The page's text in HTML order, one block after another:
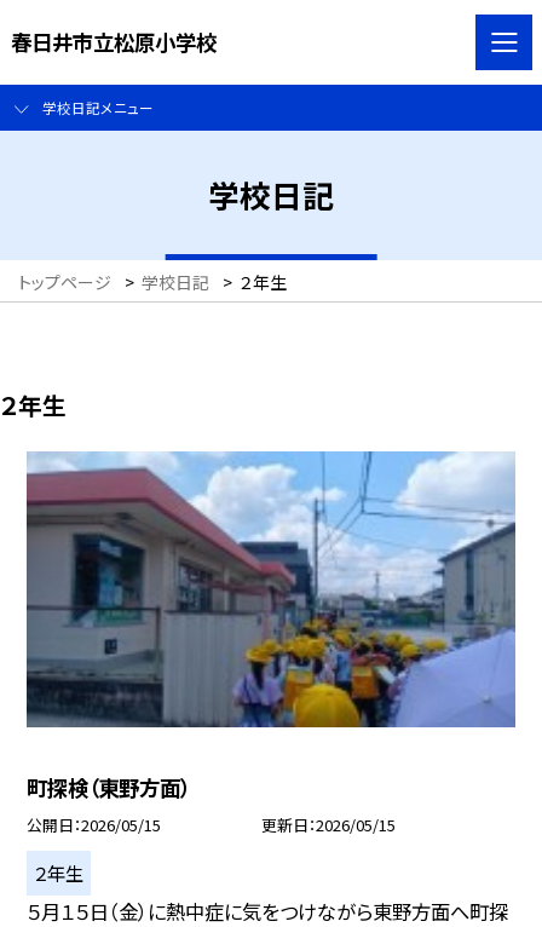
春日井市立松原小学校
学校日記メニュー
学校日記
トップページ > 学校日記 > ２年生
２年生
町探検（東野方面）
公開日 2026/05/15 更新日 2026/05/15
２年生
５月１５日（金）に熱中症に気をつけながら東野方面へ町探